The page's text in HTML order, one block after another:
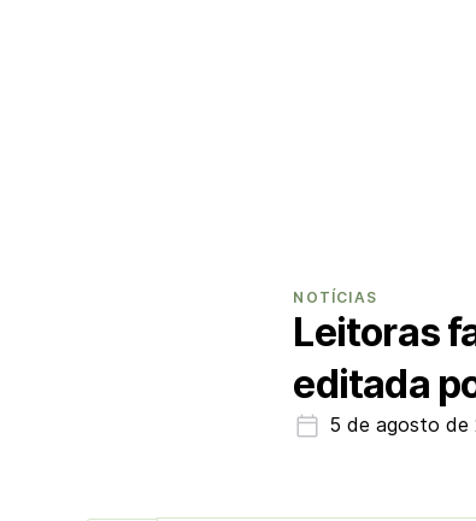
NOTÍCIAS
Leitoras
editada
5 de agosto de